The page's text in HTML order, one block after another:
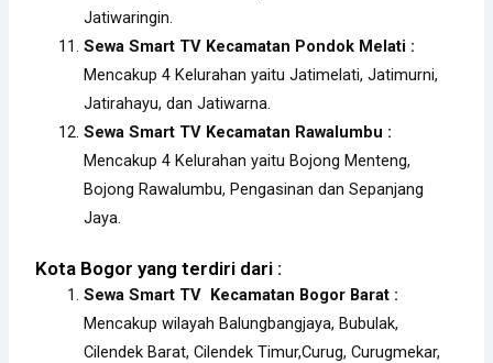
Jatiwaringin.
Sewa Smart TV Kecamatan Pondok Melati :
Mencakup 4 Kelurahan yaitu Jatimelati, Jatimurni,
Jatirahayu, dan Jatiwarna.
Sewa Smart TV Kecamatan Rawalumbu :
Mencakup 4 Kelurahan yaitu Bojong Menteng,
Bojong Rawalumbu, Pengasinan dan Sepanjang
Jaya.
Kota Bogor yang terdiri dari :
Sewa Smart TV Kecamatan Bogor Barat :
Mencakup wilayah Balungbangjaya, Bubulak,
Cilendek Barat, Cilendek Timur,Curug, Curugmekar,